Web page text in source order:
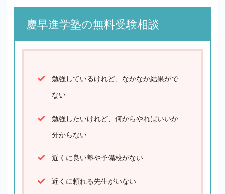
慶早進学塾の無料受験相談
勉強しているけれど、なかなか結果がで
ない
勉強したいけれど、何からやればいいか
分からない
近くに良い塾や予備校がない
近くに頼れる先生がいない